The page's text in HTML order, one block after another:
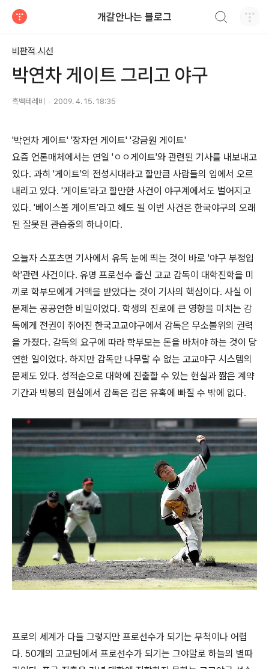
개갈안나는 블로그
비판적 시선
박연차 게이트 그리고 야구
흑백테레비 2009. 4. 15. 18:35
'박연차 게이트' '장자연 게이트' '강금원 게이트'
요즘 언론매체에서는 연일 'ㅇㅇ게이트'와 관련된 기사를 내보내고
있다. 과히 '게이트'의 전성시대라고 할만큼 사람들의 입에서 오르
내리고 있다. '게이트'라고 할만한 사건이 야구계에서도 벌어지고
있다. '베이스볼 게이트'라고 해도 될 이번 사건은 한국야구의 오래
된 잘못된 관습중의 하나이다.
오늘자 스포츠면 기사에서 유독 눈에 띄는 것이 바로 '야구 부정입
학'관련 사건이다. 유명 프로선수 출신 고교 감독이 대학진학을 미
끼로 학부모에게 거액을 받았다는 것이 기사의 핵심이다. 사실 이
문제는 공공연한 비밀이었다. 학생의 진로에 큰 영향을 미치는 감
독에게 전권이 쥐어진 한국고교야구에서 감독은 무소불위의 권력
을 가졌다. 감독의 요구에 따라 학부모는 돈을 바쳐야 하는 것이 당
연한 일이었다. 하지만 감독만 나무랄 수 없는 고교야구 시스템의
문제도 있다. 성적순으로 대학에 진출할 수 있는 현실과 짦은 계약
기간과 박봉의 현실에서 감독은 검은 유혹에 빠질 수 밖에 없다.
프로의 세계가 다들 그렇지만 프로선수가 되기는 무척이나 어렵
다. 50개의 고교팀에서 프로선수가 되기는 그야말로 하늘의 별따